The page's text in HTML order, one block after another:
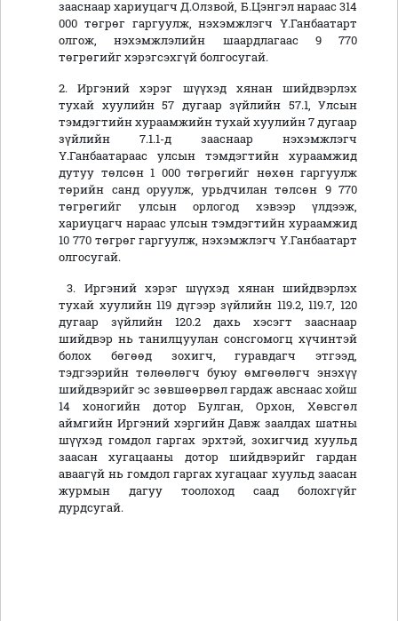
зааснаар хариуцагч Д.Олзвой, Б.Цэнгэл нараас 314
000 төгрөг гаргуулж, нэхэмжлэгч Ү.Ганбаатарт
олгож, нэхэмжлэлийн шаардлагаас 9 770
төгрөгийг хэрэгсэхгүй болгосугай.
2. Иргэний хэрэг шүүхэд хянан шийдвэрлэх
тухай хуулийн 57 дугаар зүйлийн 57.1, Улсын
тэмдэгтийн хураамжийн тухай хуулийн 7 дугаар
зүйлийн 7.1.1-д зааснаар нэхэмжлэгч
Ү.Ганбаатараас улсын тэмдэгтийн хураамжид
дутуу төлсөн 1 000 төгрөгийг нөхөн гаргуулж
төрийн санд оруулж, урьдчилан төлсөн 9 770
төгрөгийг улсын орлогод хэвээр үлдээж,
хариуцагч нараас улсын тэмдэгтийн хураамжид
10 770 төгрөг гаргуулж, нэхэмжлэгч Ү.Ганбаатарт
олгосугай.
3. Иргэний хэрэг шүүхэд хянан шийдвэрлэх
тухай хуулийн 119 дүгээр зүйлийн 119.2, 119.7, 120
дугаар зүйлийн 120.2 дахь хэсэгт зааснаар
шийдвэр нь танилцуулан сонсгомогц хүчинтэй
болох бөгөөд зохигч, гуравдагч этгээд,
тэдгээрийн төлөөлөгч буюу өмгөөлөгч энэхүү
шийдвэрийг эс зөвшөөрвөл гардаж авснаас хойш
14 хоногийн дотор Булган, Орхон, Хөвсгөл
аймгийн Иргэний хэргийн Давж заалдах шатны
шүүхэд гомдол гаргах эрхтэй, зохигчид хуульд
заасан хугацааны дотор шийдвэрийг гардан
аваагүй нь гомдол гаргах хугацааг хуульд заасан
журмын дагуу тоолоход саад болохгүйг
дурдсугай.